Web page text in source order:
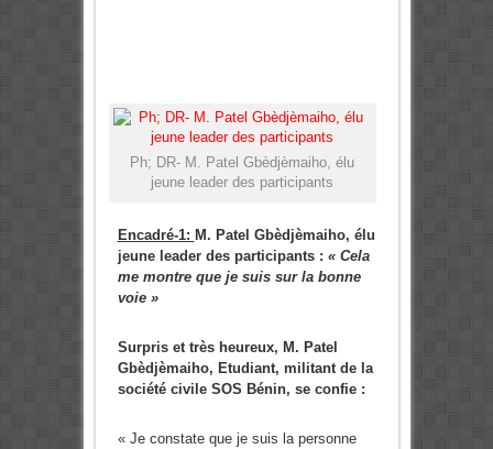
Ph; DR- M. Patel Gbèdjèmaiho, élu
jeune leader des participants
Encadré-1: M. Patel Gbèdjèmaiho, élu
jeune leader des participants : « Cela
me montre que je suis sur la bonne
voie »
Surpris et très heureux, M. Patel
Gbèdjèmaiho, Etudiant, militant de la
société civile SOS Bénin, se confie :
« Je constate que je suis la personne